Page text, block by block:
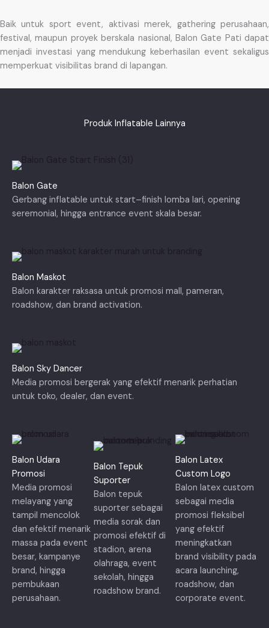
Baik untuk sport event, aktivasi merek, gathering perusahaan,
festival, maupun proyek berskala nasional, Balon Gate Pati dapat
menjadi investasi yang mendukung keberhasilan event sekaligus
memperkuat visibilitas brand di lapangan.
Produk Inflatable Lainnya
Balon Gate
Gerbang inflatable untuk start–finish lomba lari, opening
seremonial, hingga entrance event skala besar.
Balon Maskot
Balon karakter raksasa untuk promosi mall, pameran,
roadshow, dan brand activation.
Balon Sky Dancer
Media promosi bergerak yang efektif menarik perhatian
untuk toko, dealer, dan event.
Balon Udara
Promosi
Media promosi
melayang yang
tampil mencolok
dan efektif menarik
massa pada event
besar, kampanye
brand, hingga
pembukaan
perusahaan.
Balon Tepuk
Suporter
Balon tepuk
suporter sebagai
media sorak dan
promosi efektif di
stadion, arena
olahraga, event
sekolah, hingga
roadshow brand.
Balon Latex
Custom Logo
Balon latex custom
sebagai media
promosi fleksibel
yang efektif
meningkatkan
brand visibility pada
acara launching,
roadshow, dan
corporate event.